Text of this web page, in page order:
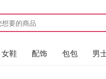
女鞋 配饰 包包 男